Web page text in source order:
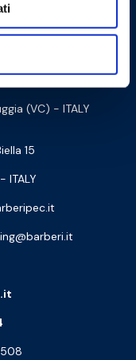
a socio unico
(VC) - ITALY
15
ITALY